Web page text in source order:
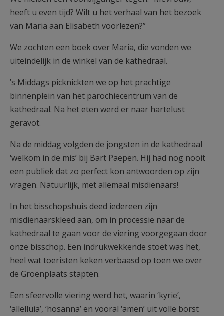
heeft u even tijd? Wilt u het verhaal van het bezoek
van Maria aan Elisabeth voorlezen?”
We zochten een boek over Maria, die vonden we
uiteindelijk in de winkel van de kathedraal.
’s Middags picknickten we op het prachtige
binnenplein van het parochiecentrum van de
kathedraal. Na het eten werd er naar hartelust
geravot.
Na de middag volgden de jongsten in de kathedraal
‘welkom in de mis’ bij Bart Paepen. Hij had nog nooit
een publiek dat zo perfect kon antwoorden op zijn
vragen. Natuurlijk, met allemaal misdienaars!
In het bisschopshuis deed iedereen zijn
misdienaarskleed aan, om in processie naar de
kathedraal te gaan voor de viering voorgegaan door
onze bisschop. Een indrukwekkende stoet was het,
heel wat toeristen keken verbaasd op toen we over
de Groenplaats stapten.
Een sfeervolle viering werd het, waarin ‘kyrie’,
‘allelluia’, ‘hosanna’ en vooral ‘amen’ uit volle borst